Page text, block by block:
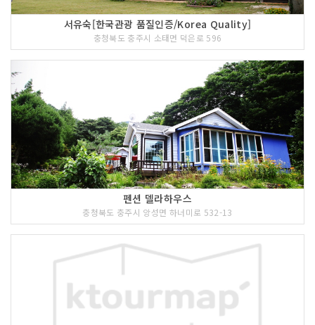
서유숙[한국관광 품질인증/Korea Quality]
충청북도 충주시 소태면 덕은로 596
펜션 델라하우스
충청북도 충주시 앙성면 하너미로 532-13